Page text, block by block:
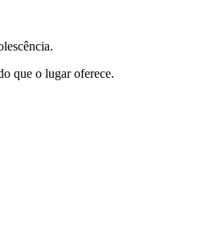
que o lugar oferece.